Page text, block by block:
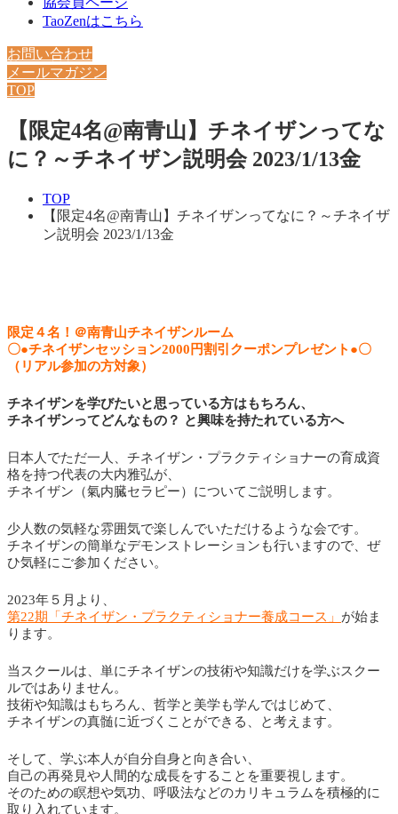
TaoZenはこちら
お問い合わせ
メールマガジン
TOP
【限定4名@南青山】チネイザンってな
に？～チネイザン説明会 2023/1/13金
TOP
【限定4名@南青山】チネイザンってなに？～チネイザ
ン説明会 2023/1/13金
限定４名！＠南青山チネイザンルーム
〇●チネイザンセッション2000円割引クーポンプレゼント●〇
（リアル参加の方対象）
チネイザンを学びたいと思っている方はもちろん、
チネイザンってどんなもの？ と興味を持たれている方へ
日本人でただ一人、チネイザン・プラクティショナーの育成資
格を持つ代表の大内雅弘が、
チネイザン（氣内臓セラピー）についてご説明します。
少人数の気軽な雰囲気で楽しんでいただけるような会です。
チネイザンの簡単なデモンストレーションも行いますので、ぜ
ひ気軽にご参加ください。
2023年５月より、
第22期「チネイザン・プラクティショナー養成コース」 が始ま
ります。
当スクールは、単にチネイザンの技術や知識だけを学ぶスクー
ルではありません。
技術や知識はもちろん、哲学と美学も学んではじめて、
チネイザンの真髄に近づくことができる、と考えます。
そして、学ぶ本人が自分自身と向き合い、
自己の再発見や人間的な成長をすることを重要視します。
そのための瞑想や気功、呼吸法などのカリキュラムを積極的に
取り入れています。